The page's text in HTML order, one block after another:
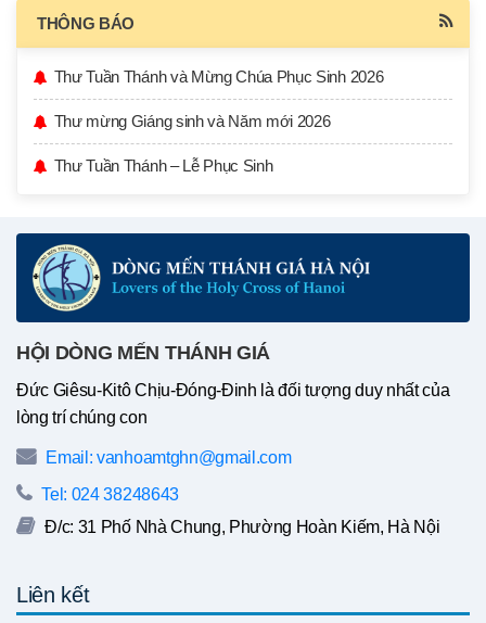
THÔNG BÁO
Thư Tuần Thánh và Mừng Chúa Phục Sinh 2026
Thư mừng Giáng sinh và Năm mới 2026
Thư Tuần Thánh – Lễ Phục Sinh
HỘI DÒNG MẾN THÁNH GIÁ
Đức Giêsu-Kitô Chịu-Đóng-Đinh là đối tượng duy nhất của
lòng trí chúng con
Email: vanhoamtghn@gmail.com
Tel: 024 38248643
Đ/c: 31 Phố Nhà Chung, Phường Hoàn Kiếm, Hà Nội
Liên kết